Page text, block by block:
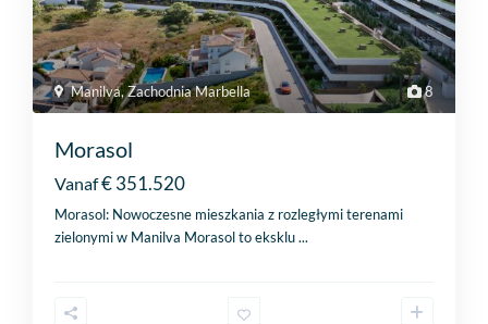
8
Manilva,Zachodnia Marbella
Morasol
Vanaf€ 351.520
Morasol: Nowoczesne mieszkania z rozległymi terenami
zielonymi w Manilva Morasol to eksklu...